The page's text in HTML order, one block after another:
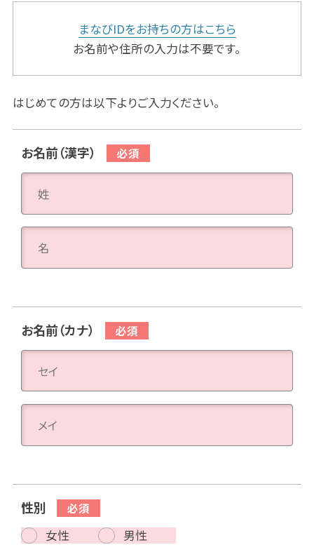
まなびIDをお持ちの方はこちら
お名前や住所の入力は不要です。
はじめての方は以下よりご入力ください。
お名前（漢字）
お名前（カナ）
性別
女性 男性